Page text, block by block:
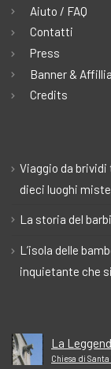
Aiuto / FAQ
Contatti
Press
Banner &
Credits
Viaggio da
dieci luoghi
La storia del
L’isola delle
inquietante che
La
Chiesa di